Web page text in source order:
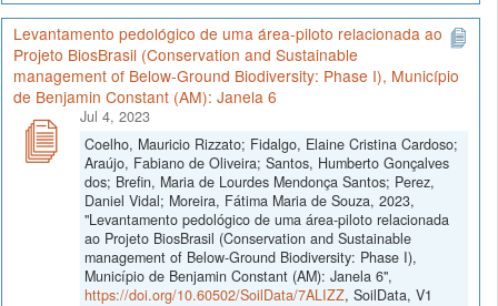
Levantamento pedológico de uma área-piloto relacionada ao
Projeto BiosBrasil (Conservation and Sustainable
management of Below-Ground Biodiversity: Phase I), Município
de Benjamin Constant (AM): Janela 6
Jul 4, 2023
Coelho, Mauricio Rizzato; Fidalgo, Elaine Cristina Cardoso;
Araújo, Fabiano de Oliveira; Santos, Humberto Gonçalves
dos; Brefin, Maria de Lourdes Mendonça Santos; Perez,
Daniel Vidal; Moreira, Fátima Maria de Souza, 2023,
"Levantamento pedológico de uma área-piloto relacionada
ao Projeto BiosBrasil (Conservation and Sustainable
management of Below-Ground Biodiversity: Phase I),
Município de Benjamin Constant (AM): Janela 6",
https://doi.org/10.60502/SoilData/7ALIZZ, SoilData, V1